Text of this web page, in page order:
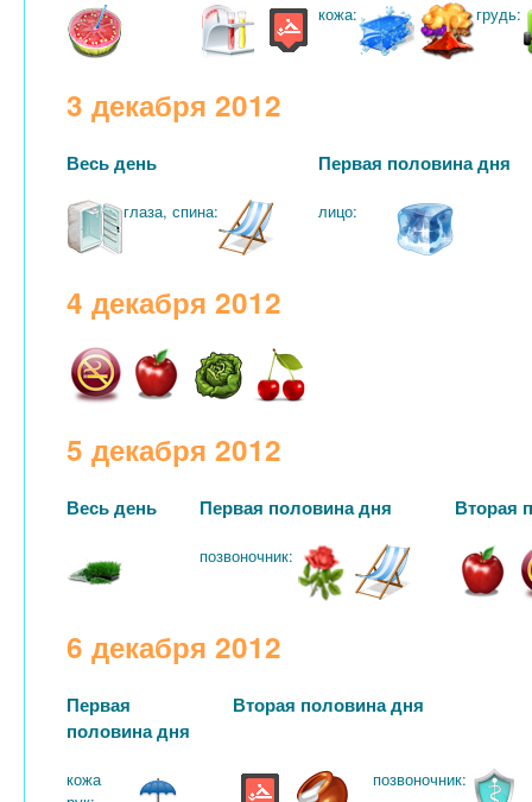
кожа: грудь:
3 декабря 2012
Весь день Первая половина дня
глаза, спина: лицо:
4 декабря 2012
5 декабря 2012
Весь день Первая половина дня Вторая
позвоночник:
6 декабря 2012
Первая
половина дня
Вторая половина дня
кожа
позвоночник: